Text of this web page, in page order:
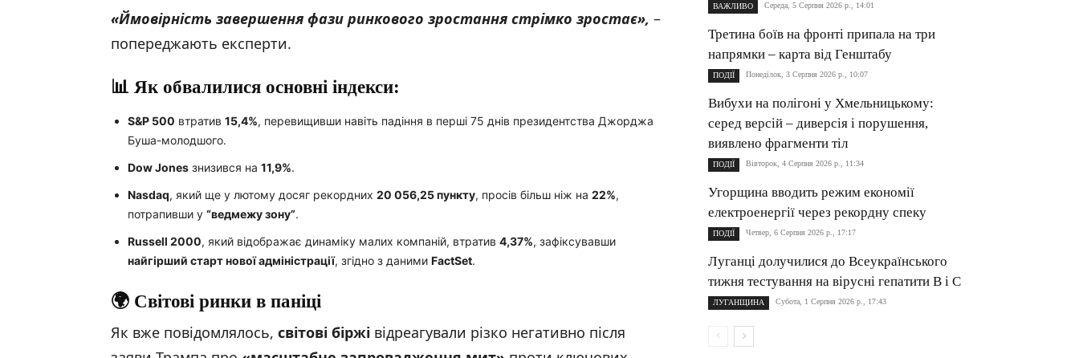
«Ймовірність завершення фази ринкового зростання стрімко зростає», –
попереджають експерти.
📊 Як обвалилися основні індекси:
S&P 500 втратив 15,4%, перевищивши навіть падіння в перші 75 днів президентства Джорджа
Буша-молодшого.
Dow Jones знизився на 11,9%.
Nasdaq, який ще у лютому досяг рекордних 20 056,25 пункту, просів більш ніж на 22%,
потрапивши у “ведмежу зону”.
Russell 2000, який відображає динаміку малих компаній, втратив 4,37%, зафіксувавши
найгірший старт нової адміністрації, згідно з даними FactSet.
🌍 Світові ринки в паніці
Як вже повідомлялось, світові біржі відреагували різко негативно після
ВАЖЛИВО Середа, 5 Серпня 2026 р., 14:01
Третина боїв на фронті припала на три
напрямки – карта від Генштабу
ПОДІЇ Понеділок, 3 Серпня 2026 р., 10:07
Вибухи на полігоні у Хмельницькому:
серед версій – диверсія і порушення,
виявлено фрагменти тіл
ПОДІЇ Вівторок, 4 Серпня 2026 р., 11:34
Угорщина вводить режим економії
електроенергії через рекордну спеку
ПОДІЇ Четвер, 6 Серпня 2026 р., 17:17
Луганці долучилися до Всеукраїнського
тижня тестування на вірусні гепатити B і C
ЛУГАНЩИНА Субота, 1 Серпня 2026 р., 17:43